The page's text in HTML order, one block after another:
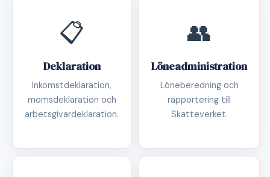
📋
Deklaration
Inkomstdeklaration,
momsdeklaration och
arbetsgivardeklaration.
👥
Löneadministration
Löneberedning och
rapportering till
Skatteverket.